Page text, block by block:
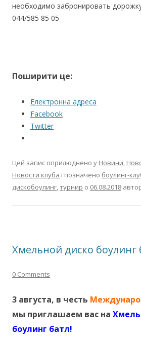
необходимо забронировать
044/585 85 05
Поширити це:
Електронна адреса
Facebook
Twitter
Цей запис оприлюднено у Новини,
Новости клуба і позначено боулинг-
дискобоулинг,турнир о 06.08.2018
Хмельной диско боулинг
0 Comments
3 августа, в честь
мы приглашаем вас на
боулинг батл!